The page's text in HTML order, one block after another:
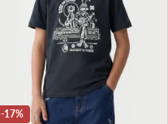
-17%